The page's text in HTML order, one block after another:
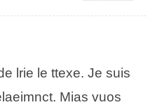
lrie le txete. Je suis
Mais vuos